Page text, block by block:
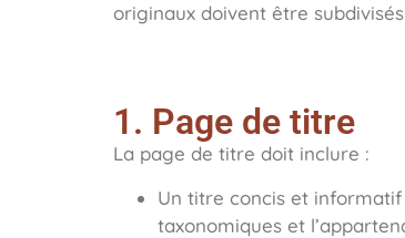
originaux doivent être
1. Page de titre
La page de titre doit inclure :
Un titre concis et
taxonomiques et